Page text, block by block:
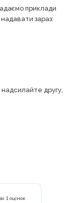
приклади
зараз:
надсилайте другу,
1 оцінок